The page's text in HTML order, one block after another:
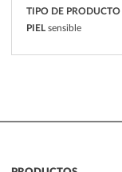
TIPO DE PRODUCTO
PIEL sensible